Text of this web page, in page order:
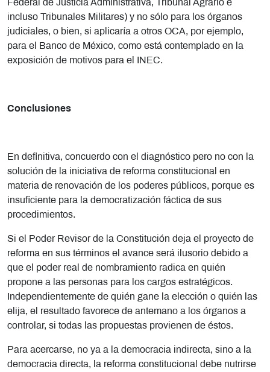
Federal de Justicia Administrativa, Tribunal Agrario e
incluso Tribunales Militares) y no sólo para los órganos
judiciales, o bien, si aplicaría a otros OCA, por ejemplo,
para el Banco de México, como está contemplado en la
exposición de motivos para el INEC.
Conclusiones
En definitiva, concuerdo con el diagnóstico pero no con la
solución de la iniciativa de reforma constitucional en
materia de renovación de los poderes públicos, porque es
insuficiente para la democratización fáctica de sus
procedimientos.
Si el Poder Revisor de la Constitución deja el proyecto de
reforma en sus términos el avance será ilusorio debido a
que el poder real de nombramiento radica en quién
propone a las personas para los cargos estratégicos.
Independientemente de quién gane la elección o quién las
elija, el resultado favorece de antemano a los órganos a
controlar, si todas las propuestas provienen de éstos.
Para acercarse, no ya a la democracia indirecta, sino a la
democracia directa, la reforma constitucional debe nutrirse